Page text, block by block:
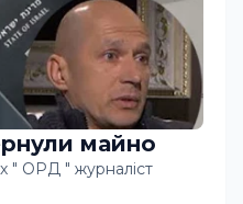
майно
" ОРД " журналіст